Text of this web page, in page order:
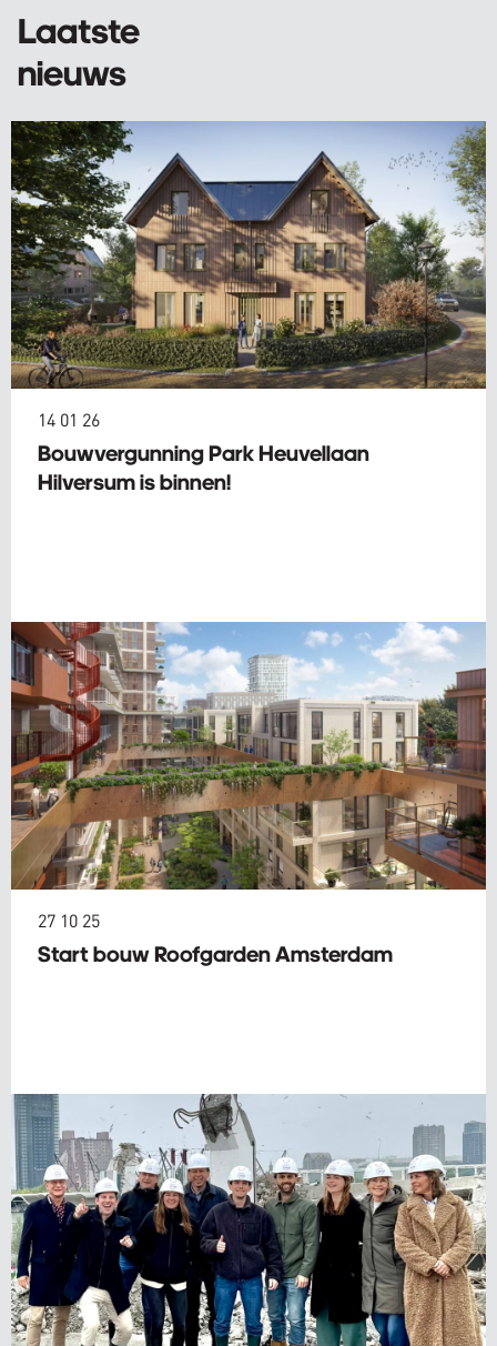
Laatste
nieuws
14 01 26
Bouwvergunning Park Heuvellaan
Hilversum is binnen!
27 10 25
Start bouw Roofgarden Amsterdam